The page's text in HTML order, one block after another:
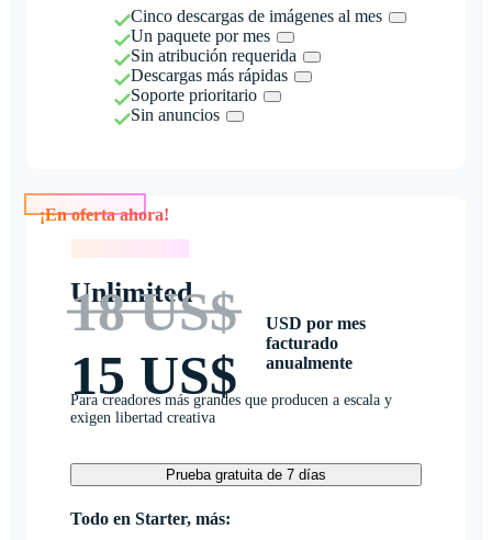
Cinco descargas de imágenes al mes
Un paquete por mes
Sin atribución requerida
Descargas más rápidas
Soporte prioritario
Sin anuncios
Unlimited
18 US$
15 US$
USD por mes
facturado
anualmente
Para creadores más grandes que producen a escala y
exigen libertad creativa
Prueba gratuita de 7 días
Todo en Starter, más: